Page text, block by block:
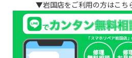
▼岩国店をご利用の方はこち